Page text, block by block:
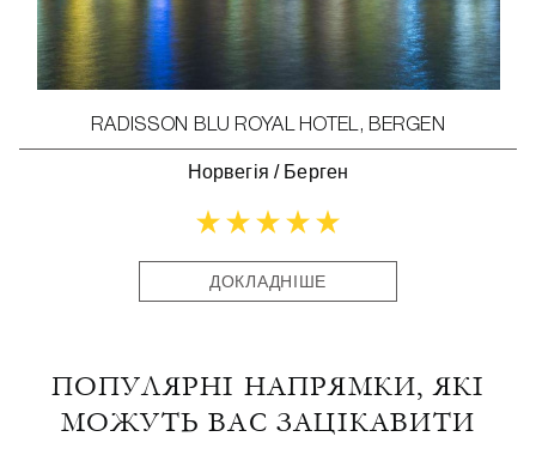
RADISSON BLU ROYAL HOTEL, BERGEN
Норвегія / Берген
ДОКЛАДНІШЕ
ПОПУЛЯРНІ НАПРЯМКИ, ЯКІ
МОЖУТЬ ВАС ЗАЦІКАВИТИ